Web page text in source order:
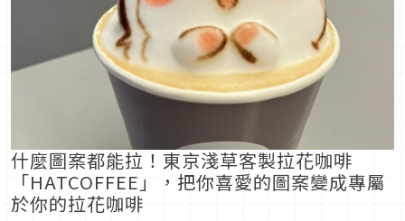
什麼圖案都能拉！東京淺草客製拉花咖啡
「HATCOFFEE」，把你喜愛的圖案變成專屬
於你的拉花咖啡